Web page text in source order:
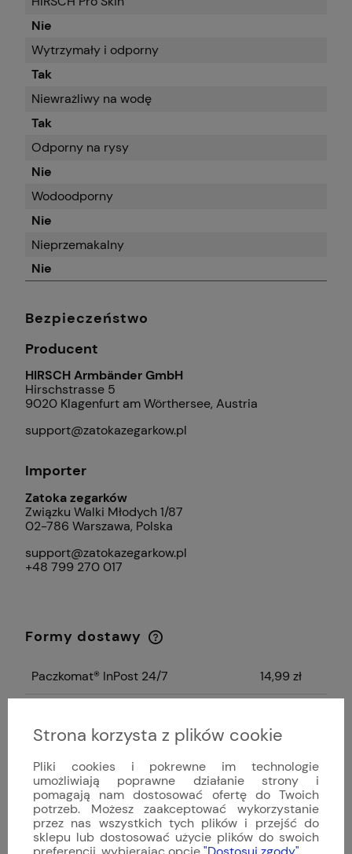
Nie
Wytrzymały i odporny
Tak
Niewrażliwy na wodę
Tak
Odporny na rysy
Nie
Wodoodporny
Nie
Nieprzemakalny
Nie
Bezpieczeństwo
Producent
HIRSCH Armbänder GmbH
Hirschstrasse 5
9020 Klagenfurt am Wörthersee, Austria
support@zatokazegarkow.pl
Importer
Zatoka zegarków
Związku Walki Młodych 1/87
02-786 Warszawa, Polska
support@zatokazegarkow.pl
+48 799 270 017
Formy dostawy
Cena nie zawiera ewentualnych kosztów
Paczkomat® InPost 24/7 14,99 zł
Odbiór osobisty(Warszawa Ursynów,
Galeria KEN Center, ul. Ciszewskiego
15)
0,00 zł
Menu
Strona korzysta z plików cookie
Pliki cookies i pokrewne im technologie
umożliwiają poprawne działanie strony i
pomagają nam dostosować ofertę do Twoich
potrzeb. Możesz zaakceptować wykorzystanie
przez nas wszystkich tych plików i przejść do
sklepu lub dostosować użycie plików do swoich